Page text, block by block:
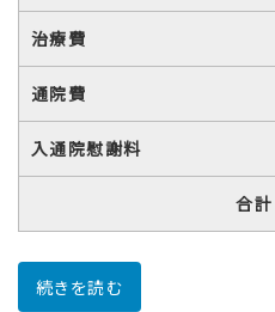
治療費
通院費
入通院慰謝料
合計
続きを読む